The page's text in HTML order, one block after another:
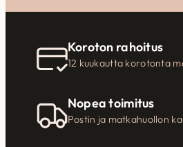
Koroton rahoitus
12 kuukautta korotonta
Nopea toimitus
Postin ja matkahuollon